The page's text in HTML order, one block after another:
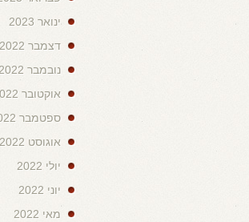
ינואר 2023
דצמבר 2022
נובמבר 2022
אוקטובר 2022
ספטמבר 2022
אוגוסט 2022
יולי 2022
יוני 2022
מאי 2022